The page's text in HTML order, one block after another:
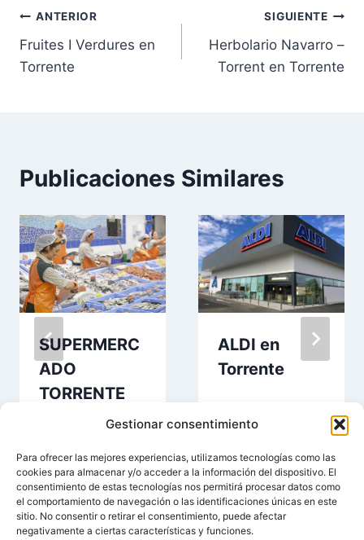
Gestionar consentimiento
Para ofrecer las mejores experiencias, utilizamos tecnologías como las
cookies para almacenar y/o acceder a la información del dispositivo. El
consentimiento de estas tecnologías nos permitirá procesar datos como
el comportamiento de navegación o las identificaciones únicas en este
sitio. No consentir o retirar el consentimiento, puede afectar
negativamente a ciertas características y funciones.
Navegación
de
ANTERIOR
Fruites I Verdures en
Torrente
SIGUIENTE
Herbolario Navarro –
Torrent en Torrente
Publicaciones Similares
SUPERMERC
ADO
TORRENTE
en Torrente
ALDI en
Torrente